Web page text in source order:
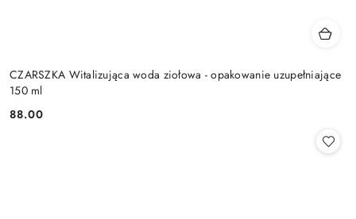
CZARSZKA Witalizująca woda ziołowa - opakowanie uzupełniające
150 ml
Cena:
88.00